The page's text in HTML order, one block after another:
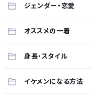
ジェンダー・恋愛
オススメの一着
身長・スタイル
イケメンになる方法